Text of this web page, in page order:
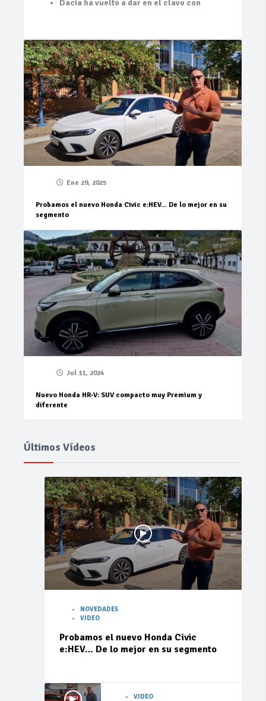
Dacia ha vuelto a dar en el clavo con
Ene 29, 2025
Probamos el nuevo Honda Civic e:HEV… De lo mejor en su
segmento
Jul 11, 2024
Nuevo Honda HR-V: SUV compacto muy Premium y
diferente
Últimos Vídeos
NOVEDADES
VIDEO
Probamos el nuevo Honda Civic
e:HEV… De lo mejor en su segmento
VIDEO